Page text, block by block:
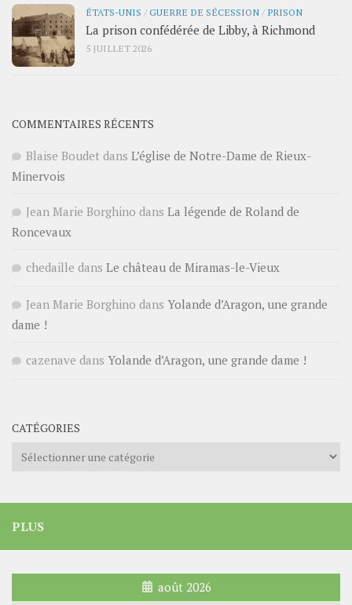
ÉTATS-UNIS /GUERRE DE SÉCESSION/ PRISON
La prison confédérée de Libby, à Richmond
5 JUILLET 2026
COMMENTAIRES RÉCENTS
Blaise Boudet dans L’église de Notre-Dame de Rieux-
Minervois
Jean Marie Borghino dans La légende de Roland de
Roncevaux
chedaille dans Le château de Miramas-le-Vieux
Jean Marie Borghino dans Yolande d’Aragon, une grande
dame !
cazenave dans Yolande d’Aragon, une grande dame !
CATÉGORIES
Catégories
PLUS
août 2026